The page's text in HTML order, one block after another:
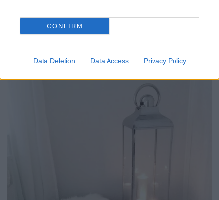
CONFIRM
Data Deletion Data Access Privacy Policy